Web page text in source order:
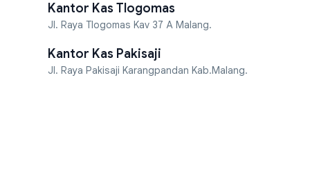
Kantor Kas Tlogomas
Jl. Raya Tlogomas Kav 37 A Malang.
Kantor Kas Pakisaji
Jl. Raya Pakisaji Karangpandan Kab.Malang.